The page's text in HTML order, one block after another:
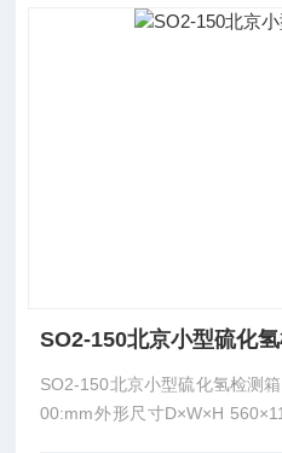
SO2-150北京小型硫化
SO2-150北京小型硫化氢检测
00:mm外形尺寸D×W×H